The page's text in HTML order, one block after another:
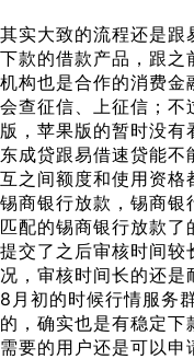
其实大致的流程还是跟
下款的借款产品，跟之
机构也是合作的消费金
会查征信、上征信；不
版，苹果版的暂时没
东成贷跟易借速贷能
互之间额度和使用资格
锡商银行放款，锡商银
匹配的锡商银行放款
提交了之后审核时间较
况，审核时间长的还是
8月初的时候行情服务
的，确实也是有稳定
需要的用户还是可以申